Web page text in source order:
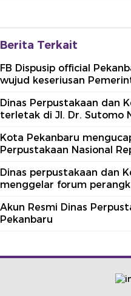
Berita Terkait
FB Dispusip official
wujud keseriusan
Dinas Perpustakaan dan
terletak di Jl. Dr. Sutomo
Kota Pekanbaru
Perpustakaan Nasional
Dinas perpustakaan dan
menggelar forum
Akun Resmi Dinas
Pekanbaru